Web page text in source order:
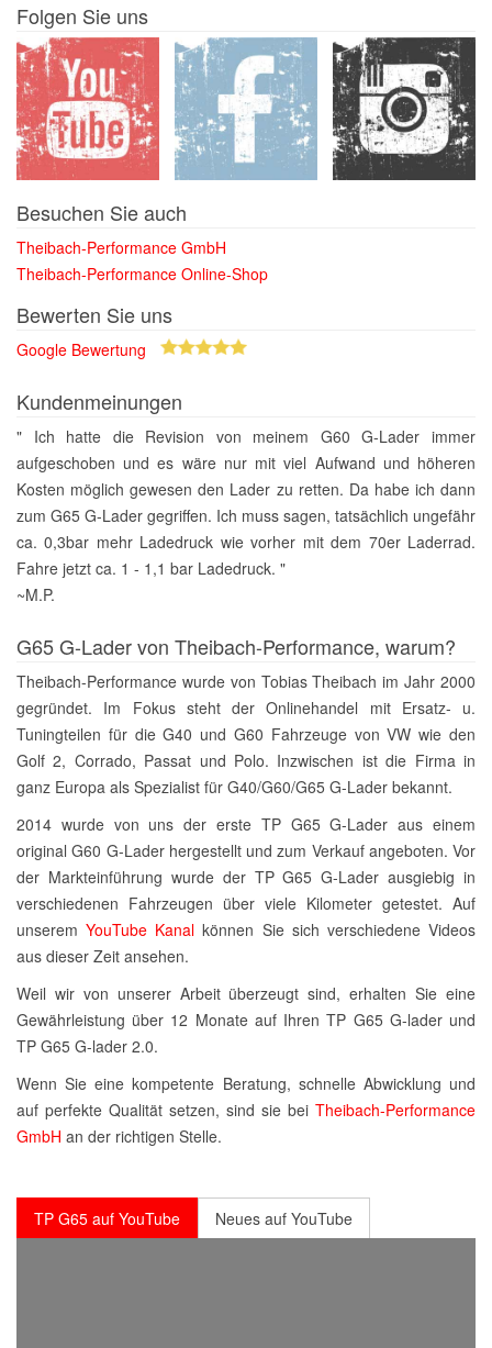
Folgen Sie uns
Besuchen Sie auch
Theibach-Performance GmbH
Theibach-Performance Online-Shop
Bewerten Sie uns
Google Bewertung
Kundenmeinungen
" Ich hatte die Revision von meinem G60 G-Lader immer
aufgeschoben und es wäre nur mit viel Aufwand und höheren
Kosten möglich gewesen den Lader zu retten. Da habe ich dann
zum G65 G-Lader gegriffen. Ich muss sagen, tatsächlich ungefähr
ca. 0,3bar mehr Ladedruck wie vorher mit dem 70er Laderrad.
Fahre jetzt ca. 1 - 1,1 bar Ladedruck. "
~M.P.
G65 G-Lader von Theibach-Performance, warum?
Theibach-Performance wurde von Tobias Theibach im Jahr 2000
gegründet. Im Fokus steht der Onlinehandel mit Ersatz- u.
Tuningteilen für die G40 und G60 Fahrzeuge von VW wie den
Golf 2, Corrado, Passat und Polo. Inzwischen ist die Firma in
ganz Europa als Spezialist für G40/G60/G65 G-Lader bekannt.
2014 wurde von uns der erste TP G65 G-Lader aus einem
original G60 G-Lader hergestellt und zum Verkauf angeboten. Vor
der Markteinführung wurde der TP G65 G-Lader ausgiebig in
verschiedenen Fahrzeugen über viele Kilometer getestet. Auf
unseremYouTube Kanal können Sie sich verschiedene Videos
aus dieser Zeit ansehen.
Weil wir von unserer Arbeit überzeugt sind, erhalten Sie eine
Gewährleistung über 12 Monate auf Ihren TP G65 G-lader und
TP G65 G-lader 2.0.
Wenn Sie eine kompetente Beratung, schnelle Abwicklung und
auf perfekte Qualität setzen, sind sie bei Theibach-Performance
GmbH an der richtigen Stelle.
TP G65 auf YouTube Neues auf YouTube